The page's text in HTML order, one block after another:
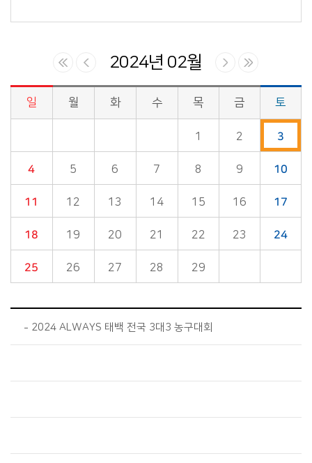
2024년 02월
시정소식>시정 캘린더 게시판의 (2024년 02월) 달력형태로 일정명, 일정내용을 제공합니다.
일 월 화 수 목 금 토
1 2 3
4 5 6 7 8 9 10
11 12 13 14 15 16 17
18 19 20 21 22 23 24
25 26 27 28 29
2024 ALWAYS 태백 전국 3대3 농구대회